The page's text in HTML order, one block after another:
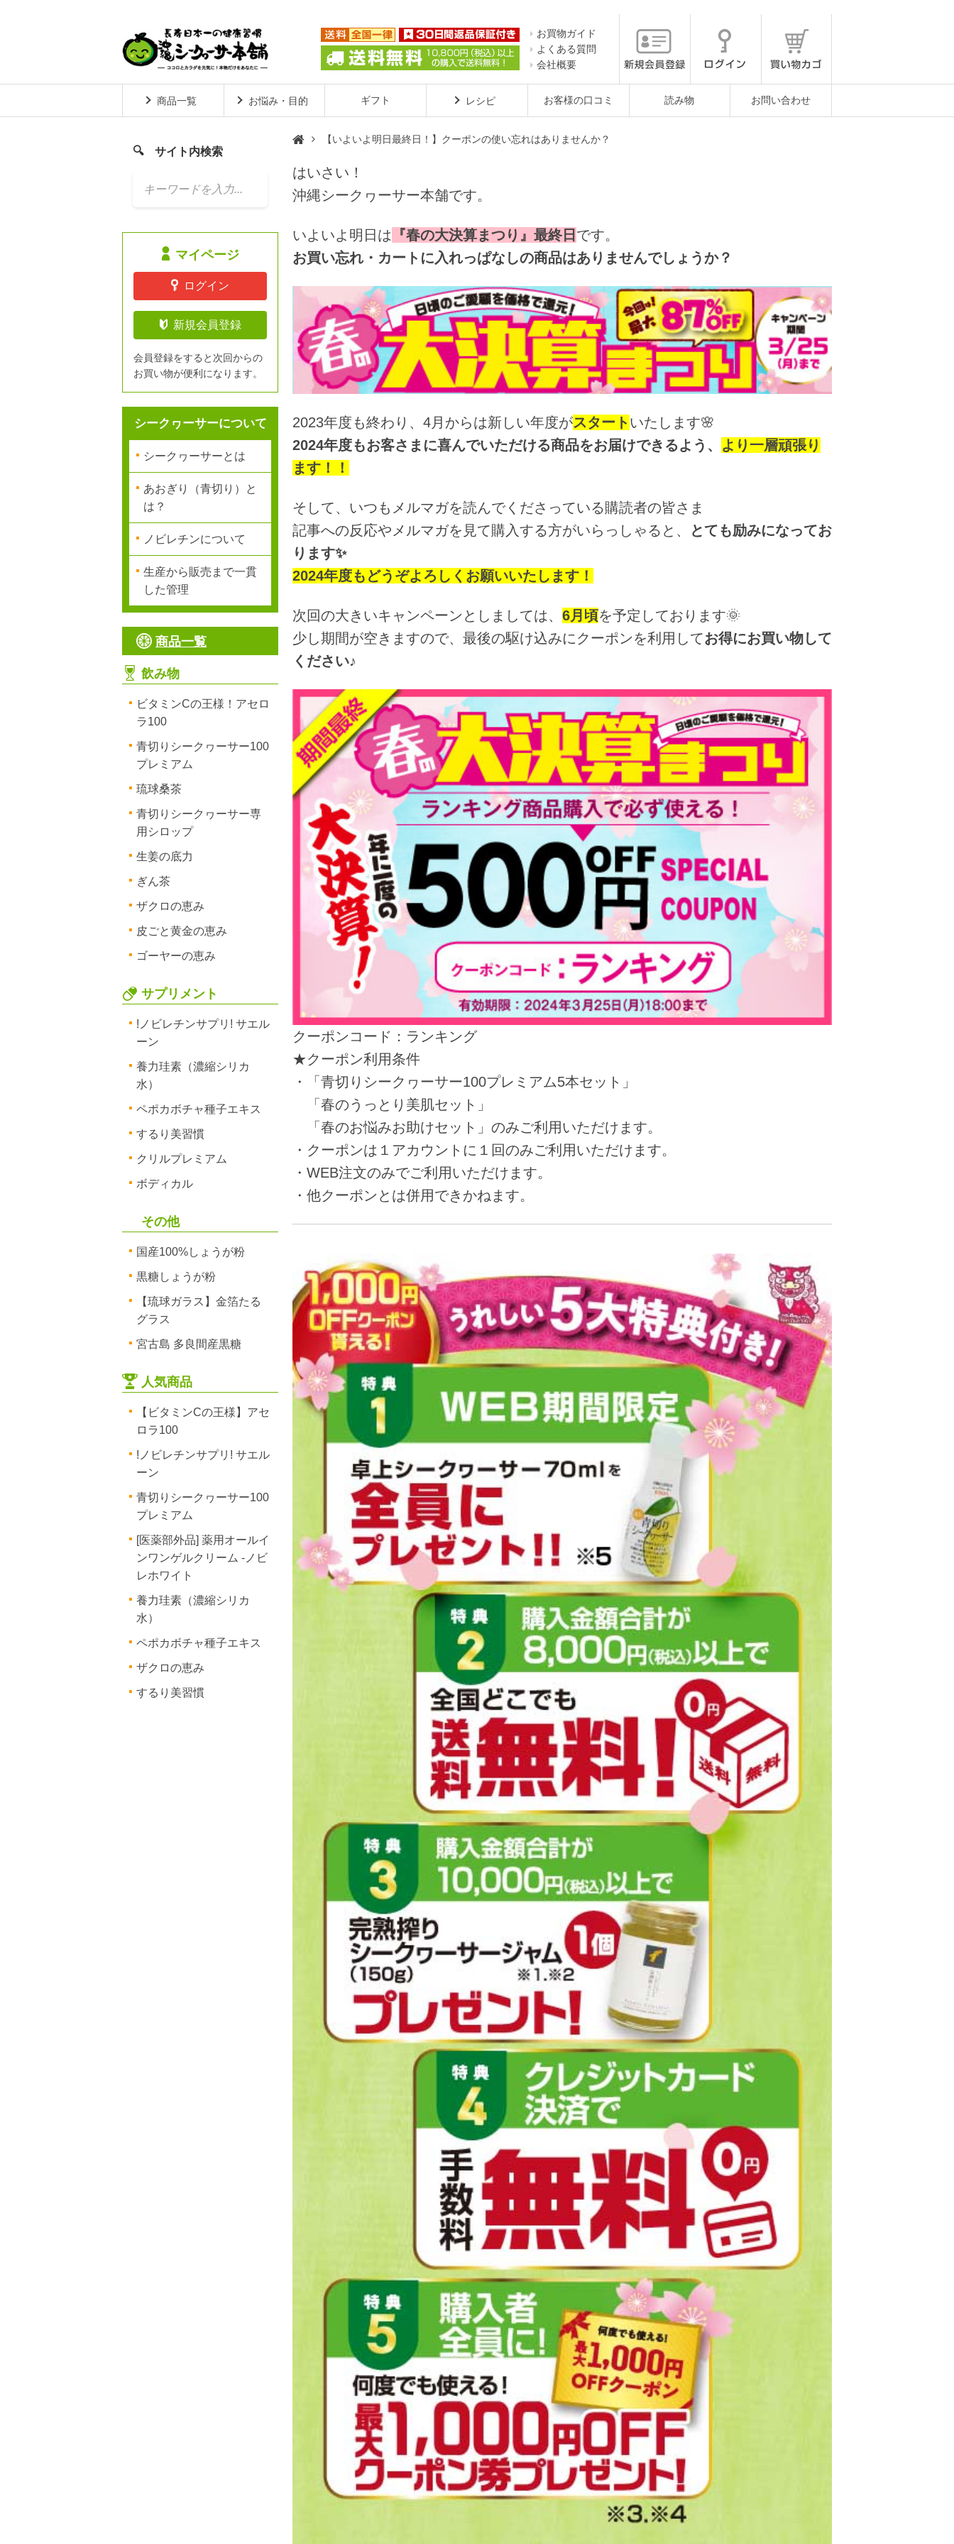
お買物ガイド
よくある質問
会社概要
商品一覧 お悩み・目的 ギフト レシピ お客様の口コミ 読み物 お問い合わせ
【いよいよ明日最終日！】クーポンの使い忘れはありませんか？
はいさい！
沖縄シークヮーサー本舗です。
いよいよ明日は 『春の大決算まつり』最終日 です。
お買い忘れ・カートに入れっぱなしの商品はありませんでしょうか？
2023年度も終わり、4月からは新しい年度がスタート いたします🌸
2024年度もお客さまに喜んでいただける商品をお届けできるよう、 より一層頑張り
ます！！
そして、いつもメルマガを読んでくださっている購読者の皆さま
記事への反応やメルマガを見て購入する方がいらっしゃると、
とても励みになってお
ります✨
2024年度もどうぞよろしくお願いいたします！
次回の大きいキャンペーンとしましては、 6月頃を予定しております🌞
少し期間が空きますので、最後の駆け込みにクーポンを利用してお得にお買い物して
ください♪
クーポンコード：ランキング
★クーポン利用条件
・「青切りシークヮーサー100プレミアム5本セット」
「春のうっとり美肌セット」
「春のお悩みお助けセット」のみご利用いただけます。
・クーポンは１アカウントに１回のみご利用いただけます。
・WEB注文のみでご利用いただけます。
・他クーポンとは併用できかねます。
サイト内検索
🔍
マイページ
ログイン
新規会員登録
会員登録をすると次回からの
お買い物が便利になります。
シークヮーサーについて
シークヮーサーとは
あおぎり（青切り）と
は？
ノビレチンについて
生産から販売まで一貫
した管理
商品一覧
飲み物
ビタミンCの王様！アセロ
ラ100
青切りシークヮーサー100
プレミアム
琉球桑茶
青切りシークヮーサー専
用シロップ
生姜の底力
ぎん茶
ザクロの恵み
皮ごと黄金の恵み
ゴーヤーの恵み
サプリメント
!ノビレチンサプリ! サエル
ーン
養力珪素（濃縮シリカ
水）
ペポカボチャ種子エキス
するり美習慣
クリルプレミアム
ボディカル
その他
国産100%しょうが粉
黒糖しょうが粉
【琉球ガラス】金箔たる
グラス
宮古島 多良間産黒糖
人気商品
【ビタミンCの王様】アセ
ロラ100
!ノビレチンサプリ! サエル
ーン
青切りシークヮーサー100
プレミアム
[医薬部外品] 薬用オールイ
ンワンゲルクリーム -ノビ
レホワイト
養力珪素（濃縮シリカ
水）
ペポカボチャ種子エキス
ザクロの恵み
するり美習慣